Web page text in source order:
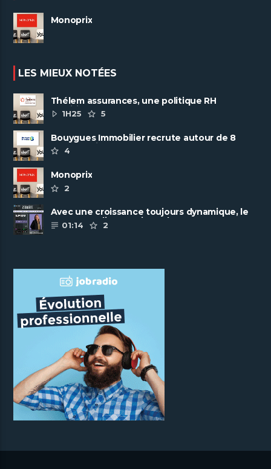
Monoprix
LES MIEUX NOTÉES
Thélem assurances, une politique RH
ambitieuse
1H25 5
Bouygues Immobilier recrute autour de 8
pôles métiers
4
Monoprix
2
Avec une croissance toujours dynamique, le
groupe Scalian continue de ......
01:14 2